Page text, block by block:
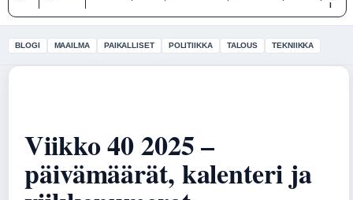
I
BLOGI MAAILMA PAIKALLISET POLITIIKKA TALOUS TEKNIIKKA
Viikko 40 2025 –
päivämäärät, kalenteri ja